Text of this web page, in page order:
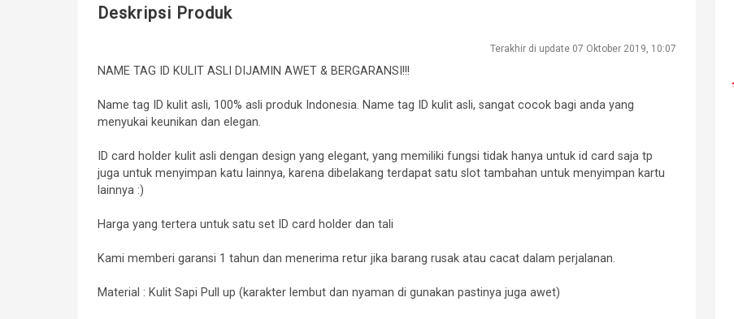
Deskripsi Produk
Terakhir di update 07 Oktober 2019, 10:07
NAME TAG ID KULIT ASLI DIJAMIN AWET & BERGARANSI!!!
Name tag ID kulit asli, 100% asli produk Indonesia. Name tag ID kulit asli, sangat cocok bagi anda yang
menyukai keunikan dan elegan.
ID card holder kulit asli dengan design yang elegant, yang memiliki fungsi tidak hanya untuk id card saja tp
juga untuk menyimpan katu lainnya, karena dibelakang terdapat satu slot tambahan untuk menyimpan kartu
lainnya :)
Harga yang tertera untuk satu set ID card holder dan tali
Kami memberi garansi 1 tahun dan menerima retur jika barang rusak atau cacat dalam perjalanan.
Material : Kulit Sapi Pull up (karakter lembut dan nyaman di gunakan pastinya juga awet)